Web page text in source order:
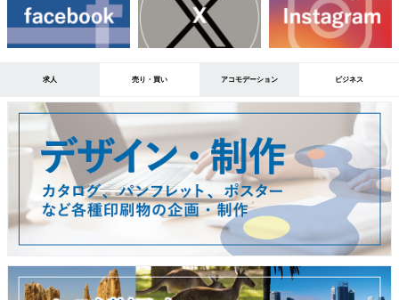
求人 売り・買い アコモデーション ビジネス